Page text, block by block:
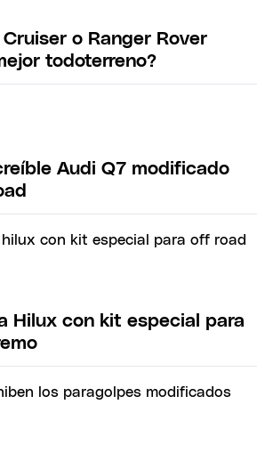
o Ranger Rover
todoterreno?
Audi Q7 modificado
Hilux con kit especial para